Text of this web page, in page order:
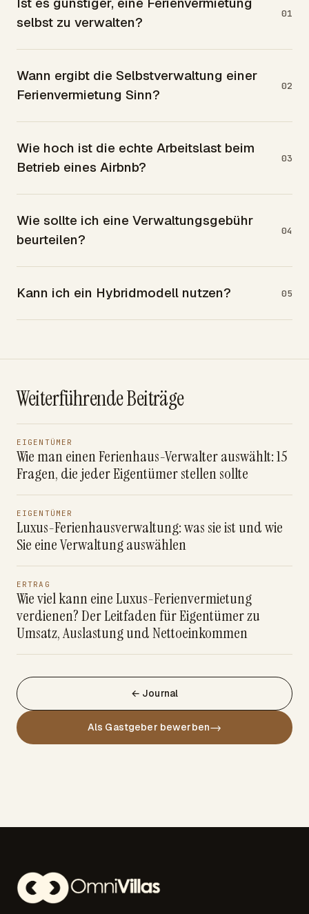
selbst zu verwalten?
01
Wann ergibt die Selbstverwaltung einer
Ferienvermietung Sinn?
02
Wie hoch ist die echte Arbeitslast beim
Betrieb eines Airbnb?
03
Wie sollte ich eine Verwaltungsgebühr
beurteilen?
04
Kann ich ein Hybridmodell nutzen? 05
Weiterführende Beiträge
EIGENTÜMER
Wie man einen Ferienhaus-Verwalter auswählt: 15
Fragen, die jeder Eigentümer stellen sollte
EIGENTÜMER
Luxus-Ferienhausverwaltung: was sie ist und wie
Sie eine Verwaltung auswählen
ERTRAG
Wie viel kann eine Luxus-Ferienvermietung
verdienen? Der Leitfaden für Eigentümer zu
Umsatz, Auslastung und Nettoeinkommen
← Journal
Als Gastgeber bewerben→